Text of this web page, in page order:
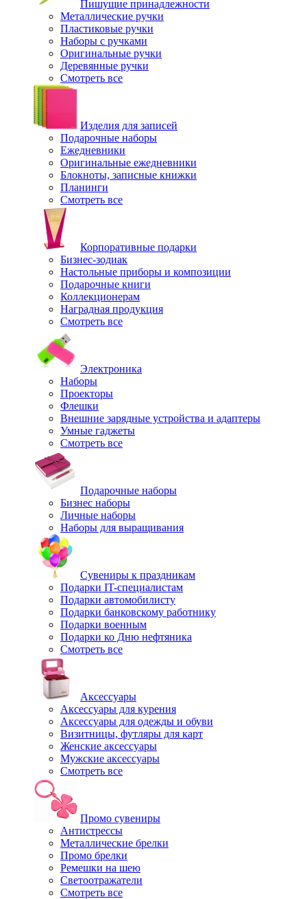
Пишущие принадлежности
Металлические ручки
Пластиковые ручки
Наборы с ручками
Оригинальные ручки
Деревянные ручки
Смотреть все
Изделия для записей
Подарочные наборы
Ежедневники
Оригинальные ежедневники
Блокноты, записные книжки
Планинги
Смотреть все
Корпоративные подарки
Бизнес-зодиак
Настольные приборы и композиции
Подарочные книги
Коллекционерам
Наградная продукция
Смотреть все
Электроника
Наборы
Проекторы
Флешки
Внешние зарядные устройства и адаптеры
Умные гаджеты
Смотреть все
Подарочные наборы
Бизнес наборы
Личные наборы
Наборы для выращивания
Сувениры к праздникам
Подарки IT-специалистам
Подарки автомобилисту
Подарки банковскому работнику
Подарки военным
Подарки ко Дню нефтяника
Смотреть все
Аксессуары
Аксессуары для курения
Аксессуары для одежды и обуви
Визитницы, футляры для карт
Женские аксессуары
Мужские аксессуары
Смотреть все
Промо сувениры
Антистрессы
Металлические брелки
Промо брелки
Ремешки на шею
Светоотражатели
Смотреть все